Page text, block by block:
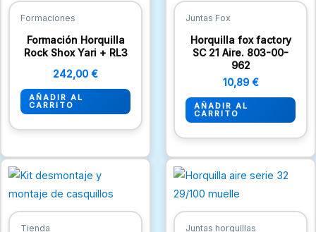
Formaciones
Formación Horquilla
Rock Shox Yari + RL3
242,00 €
AÑADIR AL
CARRITO
Juntas Fox
Horquilla fox factory
SC 21 Aire. 803-00-
962
10,89 €
AÑADIR AL
CARRITO
Tienda Juntas horquillas